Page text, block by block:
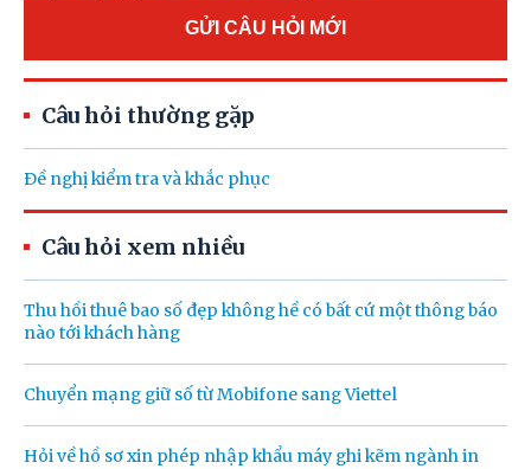
Chuyển mạng giữ số từ Mobifone sang Viettel
GỬI CÂU HỎI MỚI
Câu hỏi thường gặp
Đề nghị kiểm tra và khắc phục
Câu hỏi xem nhiều
Thu hồi thuê bao số đẹp không hề có bất cứ một thông báo
nào tới khách hàng
Chuyển mạng giữ số từ Mobifone sang Viettel
Hỏi về hồ sơ xin phép nhập khẩu máy ghi kẽm ngành in